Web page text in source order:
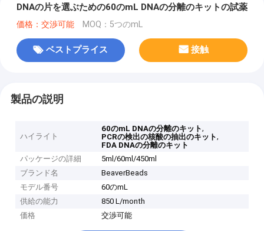
DNAの片を選ぶための60のmL DNAの分離のキットの試薬
価格：交渉可能 MOQ：5つのmL
ベストプライス 接触
製品の説明
ハイライト
60のmL DNAの分離のキット,
PCRの検出の核酸の抽出のキット,
FDA DNAの分離のキット
パッケージの詳細
5ml/60ml/450ml
ブランド名
BeaverBeads
モデル番号
60のmL
供給の能力
850 L/month
価格
交渉可能